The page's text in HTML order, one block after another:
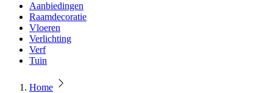
Aanbiedingen
Raamdecoratie
Vloeren
Verlichting
Verf
Tuin
Home